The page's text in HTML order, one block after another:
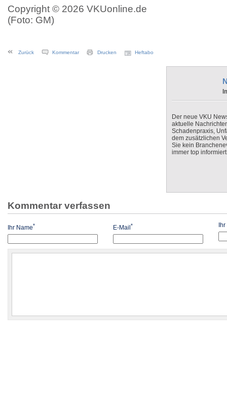
Copyright © 2026 VKUonline.de
(Foto: GM)
Zurück Kommentar Drucken Heftabo
Der neue VKU
aktuelle
Schadenpraxis,
dem zusätzlichen
Sie kein
immer top
Kommentar verfassen
Ihr Name* E-Mail* Ihr